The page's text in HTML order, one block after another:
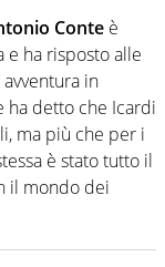
Conte è
e ha risposto alle
in
ha detto che Icardi
ma più che per i
è stato tutto il
il mondo dei